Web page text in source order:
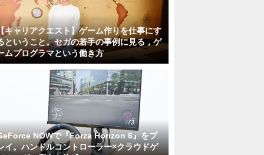
キャリアクエスト】ゲーム作りを仕事にす
ということ。セガの若手の事例に見る，ゲ
ムプログラマという働き方
NOWで『Forza Horizon 6』をプ
イ。ハンドルコントローラー×クラウドゲ